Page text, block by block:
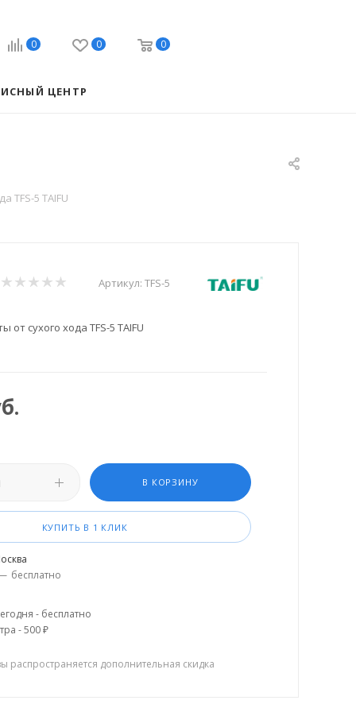
0 0 0
ЦЕНТР
TFS-5 TAIFU
Артикул: TFS-5
от сухого хода TFS-5 TAIFU
В КОРЗИНУ
КУПИТЬ В 1 КЛИК
бесплатно
- бесплатно
- 500 ₽
распространяется дополнительная скидка